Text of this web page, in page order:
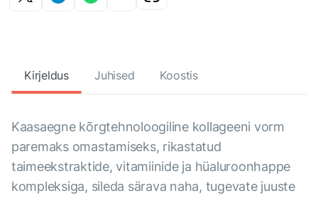
Kirjeldus Juhised Koostis
Kaasaegne kõrgtehnoloogiline kollageeni vorm
paremaks omastamiseks, rikastatud
taimeekstraktide, vitamiinide ja hüaluroonhappe
kompleksiga, sileda särava naha, tugevate juuste